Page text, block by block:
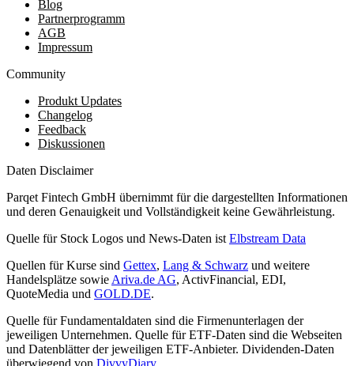
Blog
Partnerprogramm
AGB
Impressum
Community
Produkt Updates
Changelog
Feedback
Diskussionen
Daten Disclaimer
Parqet Fintech GmbH übernimmt für die dargestellten Informationen
und deren Genauigkeit und Vollständigkeit keine Gewährleistung.
Quelle für Stock Logos und News-Daten ist Elbstream Data
Quellen für Kurse sind Gettex, Lang & Schwarz und weitere
Handelsplätze sowie Ariva.de AG, ActivFinancial, EDI,
QuoteMedia und GOLD.DE.
Quelle für Fundamentaldaten sind die Firmenunterlagen der
jeweiligen Unternehmen. Quelle für ETF-Daten sind die Webseiten
und Datenblätter der jeweiligen ETF-Anbieter. Dividenden-Daten
überwiegend von DivvyDiary.